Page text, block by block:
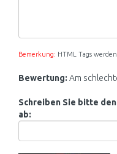
Bemerkung: HTML Tags
Bewertung: Am
Schreiben Sie bitte den
ab: